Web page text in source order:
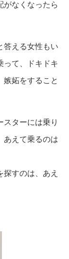
がなくなったら
答える女性もい
って、ドキドキ
嫉妬をすること
スターには乗り
あえて乗るのは
すのは、あえ